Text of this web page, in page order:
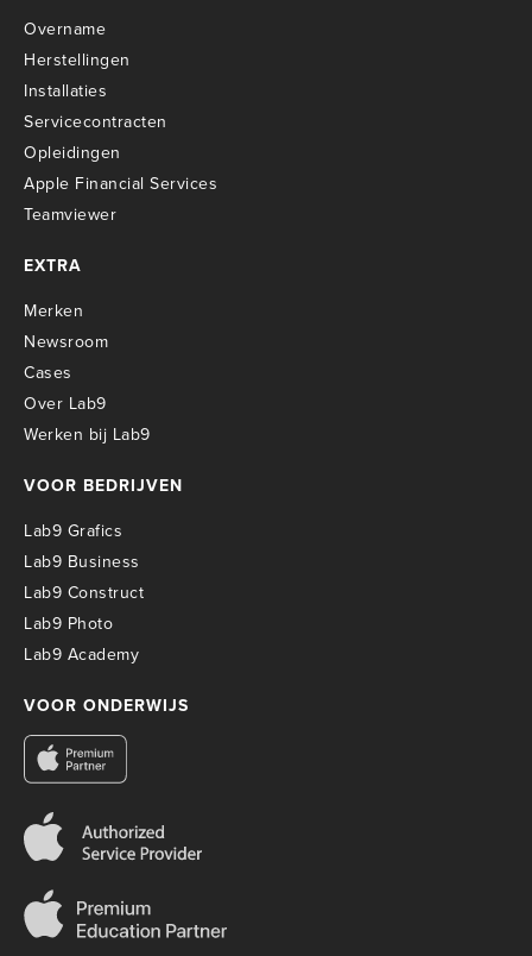
Overname
Herstellingen
Installaties
Servicecontracten
Opleidingen
Apple Financial Services
Teamviewer
EXTRA
Merken
Newsroom
Cases
Over Lab9
Werken bij Lab9
VOOR BEDRIJVEN
Lab9 Grafics
Lab9 Business
Lab9 Construct
Lab9 Photo
Lab9 Academy
VOOR ONDERWIJS